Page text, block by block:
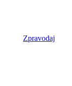
Zpravodaj